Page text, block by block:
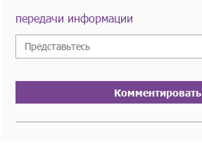
передачи информации
Комментировать